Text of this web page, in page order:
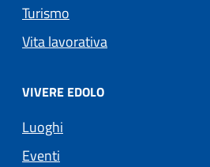
Turismo
Vita lavorativa
VIVERE EDOLO
Luoghi
Eventi